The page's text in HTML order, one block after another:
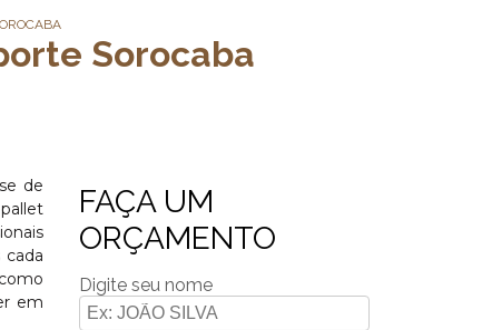
Sorocaba
de
em
FAÇA UM
ORÇAMENTO
Digite seu nome